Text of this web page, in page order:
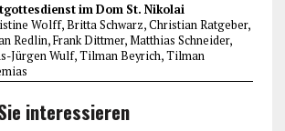
im Dom St. Nikolai
Wolff, Britta Schwarz, Christian Ratgeber,
Redlin, Frank Dittmer, Matthias Schneider,
Jürgen Wulf, Tilman Beyrich, Tilman
interessieren